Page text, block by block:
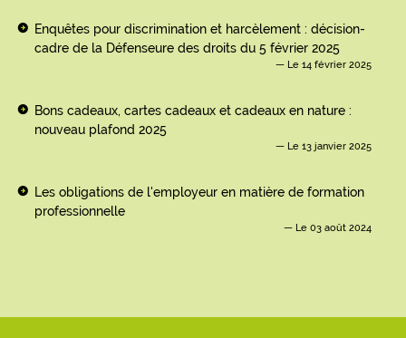
Enquêtes pour discrimination et harcèlement : décision-
cadre de la Défenseure des droits du 5 février 2025
Le 14 février 2025
Bons cadeaux, cartes cadeaux et cadeaux en nature :
nouveau plafond 2025
Le 13 janvier 2025
Les obligations de l'employeur en matière de formation
professionnelle
Le 03 août 2024